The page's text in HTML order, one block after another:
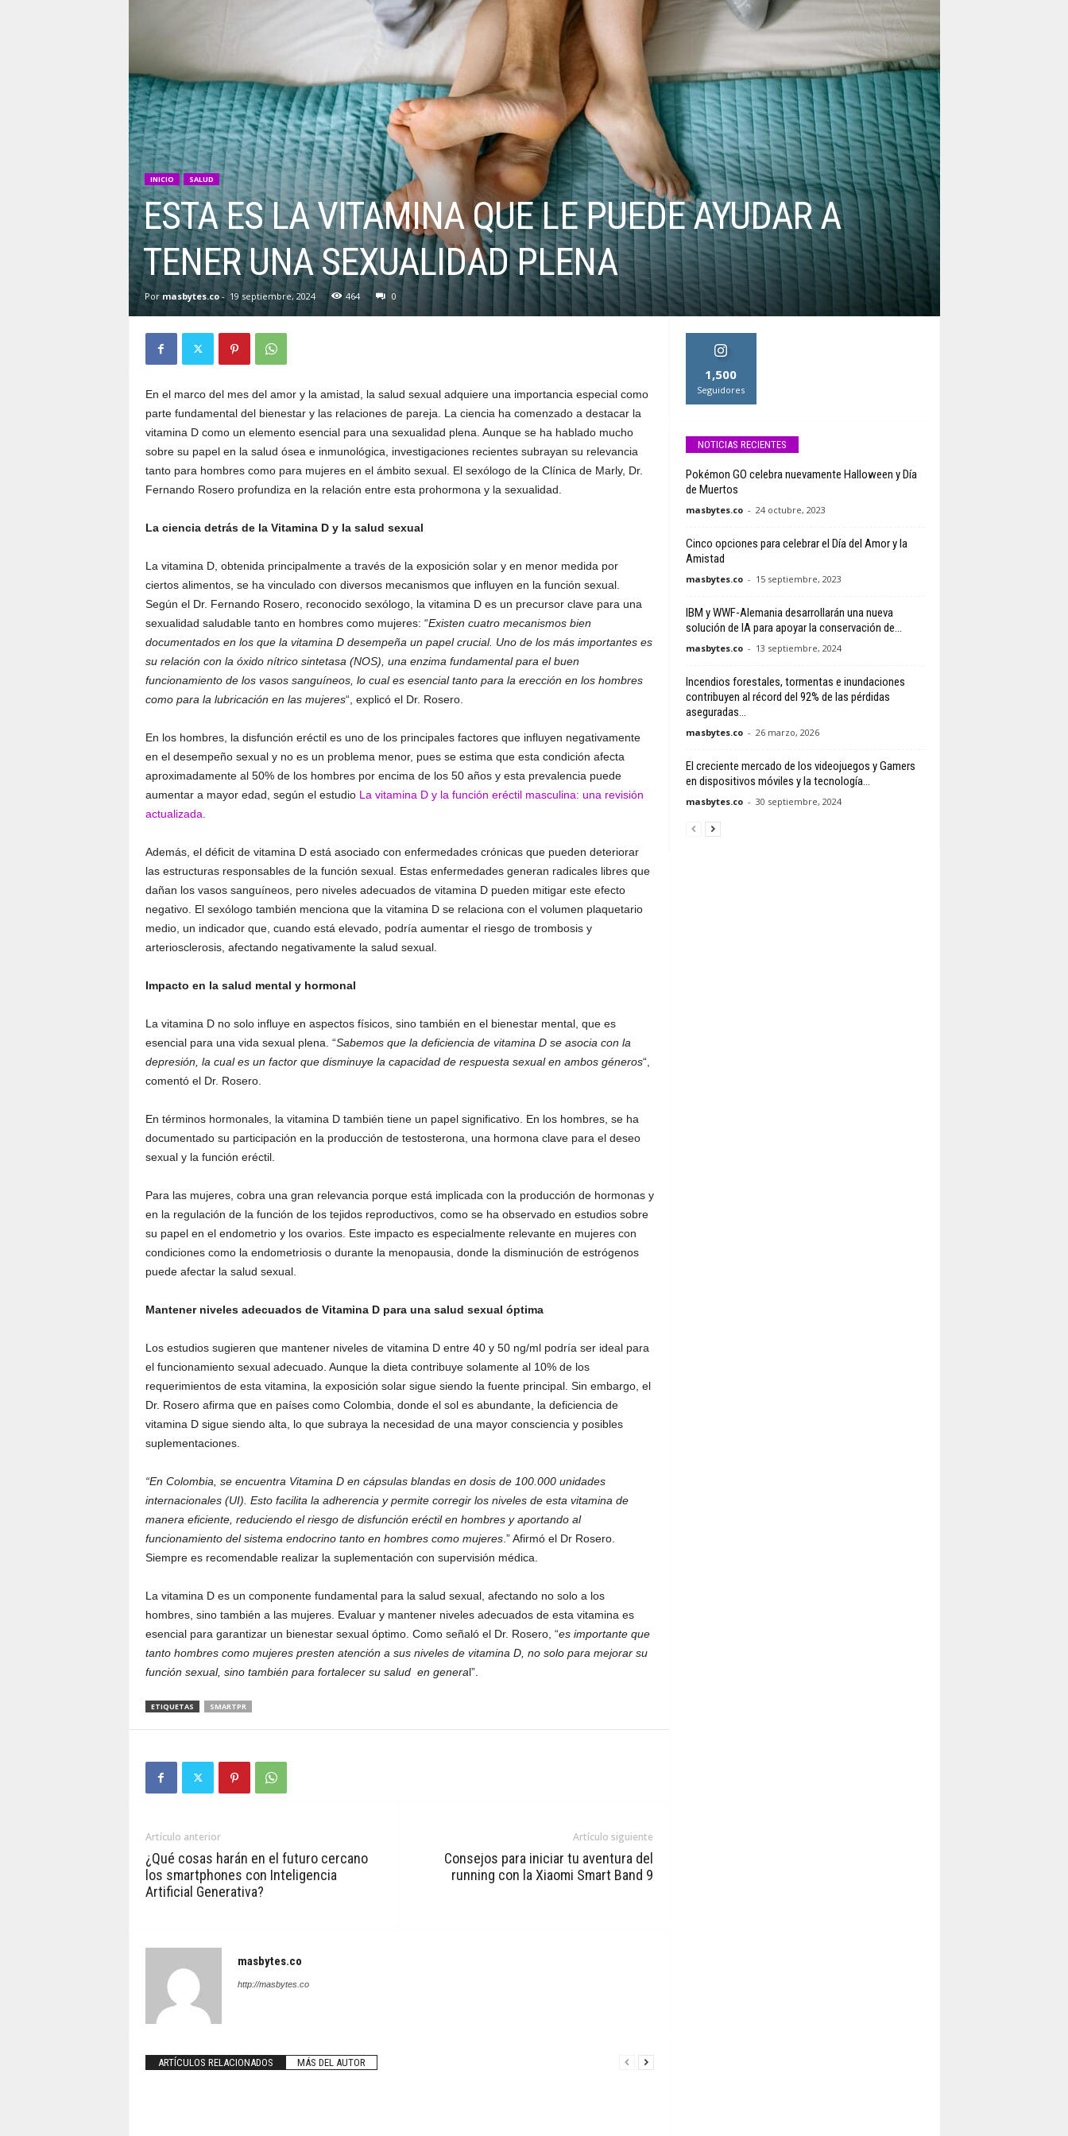
INICIO SALUD
ESTA ES LA VITAMINA QUE LE PUEDE AYUDAR A
TENER UNA SEXUALIDAD PLENA
Por masbytes.co- 19 septiembre, 2024 464 0
En el marco del mes del amor y la amistad, la salud sexual adquiere una importancia especial como
parte fundamental del bienestar y las relaciones de pareja. La ciencia ha comenzado a destacar la
vitamina D como un elemento esencial para una sexualidad plena. Aunque se ha hablado mucho
sobre su papel en la salud ósea e inmunológica, investigaciones recientes subrayan su relevancia
tanto para hombres como para mujeres en el ámbito sexual. El sexólogo de la Clínica de Marly, Dr.
Fernando Rosero profundiza en la relación entre esta prohormona y la sexualidad.
La ciencia detrás de la Vitamina D y la salud sexual
La vitamina D, obtenida principalmente a través de la exposición solar y en menor medida por
ciertos alimentos, se ha vinculado con diversos mecanismos que influyen en la función sexual.
Según el Dr. Fernando Rosero, reconocido sexólogo, la vitamina D es un precursor clave para una
sexualidad saludable tanto en hombres como mujeres: “Existen cuatro mecanismos bien
documentados en los que la vitamina D desempeña un papel crucial. Uno de los más importantes es
su relación con la óxido nítrico sintetasa (NOS), una enzima fundamental para el buen
funcionamiento de los vasos sanguíneos, lo cual es esencial tanto para la erección en los hombres
como para la lubricación en las mujeres“, explicó el Dr. Rosero.
En los hombres, la disfunción eréctil es uno de los principales factores que influyen negativamente
en el desempeño sexual y no es un problema menor, pues se estima que esta condición afecta
aproximadamente al 50% de los hombres por encima de los 50 años y esta prevalencia puede
aumentar a mayor edad, según el estudioLa vitamina D y la función eréctil masculina: una revisión
actualizada
Además, el déficit de vitamina D está asociado con enfermedades crónicas que pueden deteriorar
las estructuras responsables de la función sexual. Estas enfermedades generan radicales libres que
dañan los vasos sanguíneos, pero niveles adecuados de vitamina D pueden mitigar este efecto
negativo. El sexólogo también menciona que la vitamina D se relaciona con el volumen plaquetario
medio, un indicador que, cuando está elevado, podría aumentar el riesgo de trombosis y
arteriosclerosis, afectando negativamente la salud sexual.
Impacto en la salud mental y hormonal
La vitamina D no solo influye en aspectos físicos, sino también en el bienestar mental, que es
esencial para una vida sexual plena. “Sabemos que la deficiencia de vitamina D se asocia con la
depresión, la cual es un factor que disminuye la capacidad de respuesta sexual en ambos géneros“,
comentó el Dr. Rosero.
En términos hormonales, la vitamina D también tiene un papel significativo. En los hombres, se ha
documentado su participación en la producción de testosterona, una hormona clave para el deseo
sexual y la función eréctil.
Para las mujeres, cobra una gran relevancia porque está implicada con la producción de hormonas y
en la regulación de la función de los tejidos reproductivos, como se ha observado en estudios sobre
su papel en el endometrio y los ovarios. Este impacto es especialmente relevante en mujeres con
condiciones como la endometriosis o durante la menopausia, donde la disminución de estrógenos
puede afectar la salud sexual.
Mantener niveles adecuados de Vitamina D para una salud sexual óptima
Los estudios sugieren que mantener niveles de vitamina D entre 40 y 50 ng/ml podría ser ideal para
el funcionamiento sexual adecuado. Aunque la dieta contribuye solamente al 10% de los
requerimientos de esta vitamina, la exposición solar sigue siendo la fuente principal. Sin embargo, el
Dr. Rosero afirma que en países como Colombia, donde el sol es abundante, la deficiencia de
vitamina D sigue siendo alta, lo que subraya la necesidad de una mayor consciencia y posibles
suplementaciones.
“En Colombia, se encuentra Vitamina D en cápsulas blandas en dosis de 100.000 unidades
internacionales (UI). Esto facilita la adherencia y permite corregir los niveles de esta vitamina de
manera eficiente, reduciendo el riesgo de disfunción eréctil en hombres y aportando al
funcionamiento del sistema endocrino tanto en hombres como mujeres.” Afirmó el Dr Rosero.
Siempre es recomendable realizar la suplementación con supervisión médica.
La vitamina D es un componente fundamental para la salud sexual, afectando no solo a los
hombres, sino también a las mujeres. Evaluar y mantener niveles adecuados de esta vitamina es
esencial para garantizar un bienestar sexual óptimo. Como señaló el Dr. Rosero, “es importante que
tanto hombres como mujeres presten atención a sus niveles de vitamina D, no solo para mejorar su
función sexual, sino también para fortalecer su salud en general”.
ETIQUETAS SMARTPR
Artículo anterior
¿Qué cosas harán en el futuro cercano
los smartphones con Inteligencia
Artificial Generativa?
Artículo siguiente
Consejos para iniciar tu aventura del
running con la Xiaomi Smart Band 9
masbytes.co
http://masbytes.co
ARTÍCULOS RELACIONADOS MÁS DEL AUTOR
1,500
Seguidores
NOTICIAS RECIENTES
Pokémon GO celebra nuevamente Halloween y Día
de Muertos
masbytes.co - 24 octubre, 2023
Cinco opciones para celebrar el Día del Amor y la
Amistad
masbytes.co - 15 septiembre, 2023
IBM y WWF-Alemania desarrollarán una nueva
solución de IA para apoyar la conservación de...
masbytes.co - 13 septiembre, 2024
Incendios forestales, tormentas e inundaciones
contribuyen al récord del 92% de las pérdidas
aseguradas...
masbytes.co - 26 marzo, 2026
El creciente mercado de los videojuegos y Gamers
en dispositivos móviles y la tecnología...
masbytes.co - 30 septiembre, 2024